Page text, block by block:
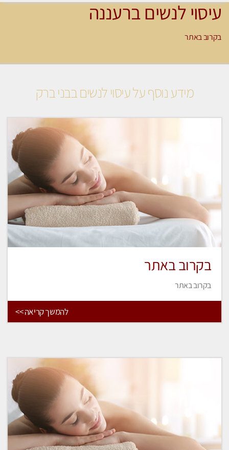
עיסוי לנשים ברעננה
בקרוב באתר
מידע נוסף על עיסוי לנשים בבני ברק
בקרוב באתר
בקרוב באתר
להמשך קריאה >>